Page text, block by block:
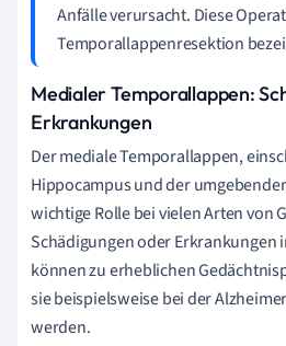
Anfälle verursacht. Diese
Temporallappenresektion
Medialer Temporallappen:
Erkrankungen
Der mediale Temporallappen,
Hippocampus und der
wichtige Rolle bei vielen Arten von
Schädigungen oder Erkrankungen
können zu erheblichen
sie beispielsweise bei der
werden.